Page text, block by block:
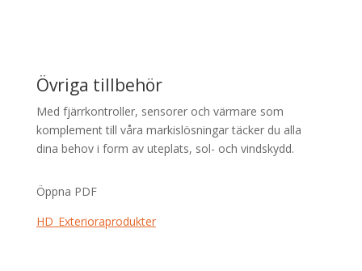
Övriga tillbehör
Med fjärrkontroller, sensorer och värmare som
komplement till våra markislösningar täcker du alla
dina behov i form av uteplats, sol- och vindskydd.
Öppna PDF
HD_Exterioraprodukter